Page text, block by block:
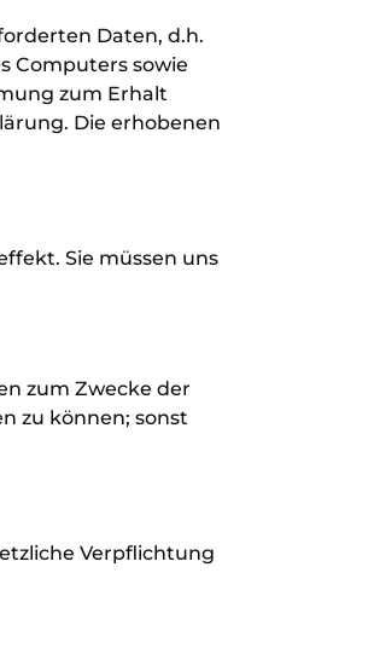
Daten, d.h.
Computers sowie
zum Erhalt
Die erhobenen
Sie müssen uns
zum Zwecke der
zu können; sonst
Verpflichtung